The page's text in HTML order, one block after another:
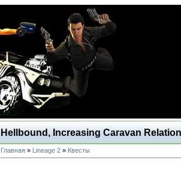
Hellbound, Increasing Caravan
Главная » Lineage 2 » Квесты